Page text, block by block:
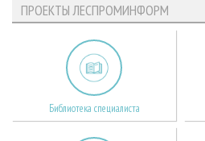
ПРОЕКТЫ ЛЕСПРОМИНФОРМ
Библиотека специалиста